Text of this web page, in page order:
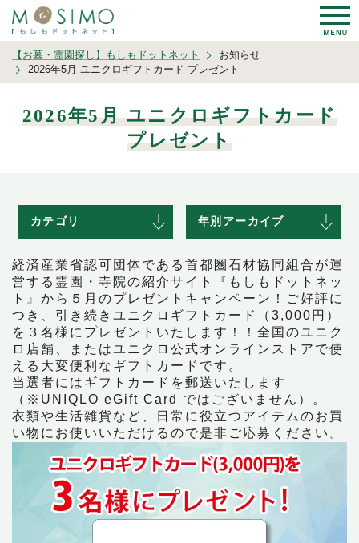
【お墓・霊園探し】もしもドットネット
お知らせ
2026年5月 ユニクロギフトカード プレゼント
2026年5月 ユニクロギフトカード
プレゼント
カテゴリ 年別アーカイブ
経済産業省認可団体である首都圏石材協同組合が運
営する霊園・寺院の紹介サイト『もしもドットネッ
ト』から５月のプレゼントキャンペーン！ご好評に
つき、引き続きユニクロギフトカード（3,000円）
を３名様にプレゼントいたします！！全国のユニク
ロ店舗、またはユニクロ公式オンラインストアで使
える大変便利なギフトカードです。
当選者にはギフトカードを郵送いたします
（※UNIQLO eGift Card ではございません）。
衣類や生活雑貨など、日常に役立つアイテムのお買
い物にお使いいただけるので是非ご応募ください。